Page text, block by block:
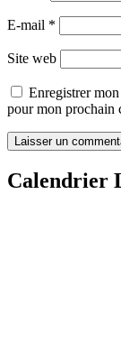
E-mail *
Site web
Enregistrer
pour mon prochain
Calendrier